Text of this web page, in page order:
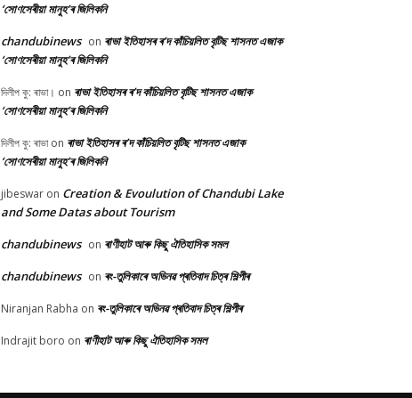
‘সোণসেৰীয়া মানুহ’ৰ জিলিকনি
chandubinews on ৰাভা ইতিহাসৰ ৰ’দ কাঁচিয়লিত বৃটিছ শাসনত এজাক
‘সোণসেৰীয়া মানুহ’ৰ জিলিকনি
দিলীপ কু: ৰাভা। on ৰাভা ইতিহাসৰ ৰ’দ কাঁচিয়লিত বৃটিছ শাসনত এজাক
‘সোণসেৰীয়া মানুহ’ৰ জিলিকনি
দিলীপ কু: ৰাভাon ৰাভা ইতিহাসৰ ৰ’দ কাঁচিয়লিত বৃটিছ শাসনত এজাক
‘সোণসেৰীয়া মানুহ’ৰ জিলিকনি
jibeswar on Creation & Evoulution of Chandubi Lake
and Some Datas about Tourism
chandubinews on ৰাণীহাট আৰু কিছু ঐতিহাসিক সমল
chandubinews on ৰং-তুলিকাৰে অভিনৱ প্ৰতিবাদ চিত্ৰ শিল্পীৰ
Niranjan Rabha on ৰং-তুলিকাৰে অভিনৱ প্ৰতিবাদ চিত্ৰ শিল্পীৰ
Indrajit boro on ৰাণীহাট আৰু কিছু ঐতিহাসিক সমল